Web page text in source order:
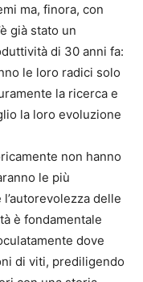
ma, finora, con
già stato un
di 30 anni fa:
le loro radici solo
la ricerca e
la loro evoluzione
non hanno
le più
delle
è fondamentale
dove
di viti, prediligendo